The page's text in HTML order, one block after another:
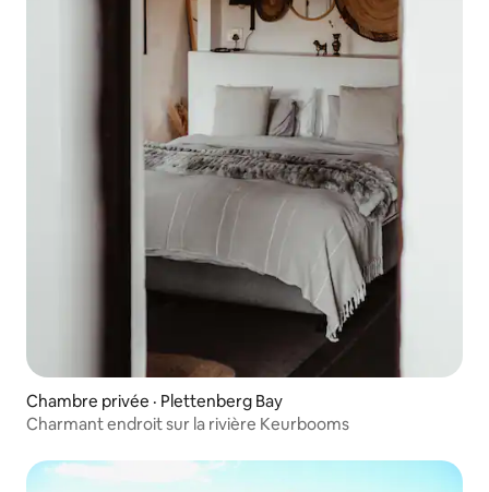
Chambre privée · Plettenberg Bay
Charmant endroit sur la rivière Keurbooms